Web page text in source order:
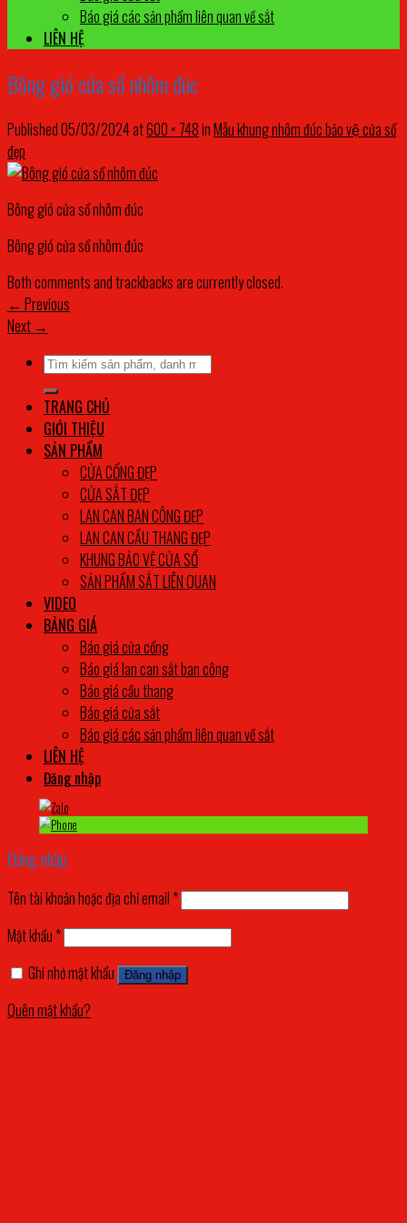
Báo giá các sản phẩm liên quan về sắt
LIÊN HỆ
Bông gió cửa sổ nhôm đúc
Published05/03/2024at600 × 748inMẫu khung nhôm đúc bảo vệ cửa sổ
đẹp
Bông gió cửa sổ nhôm đúc
Bông gió cửa sổ nhôm đúc
Both comments and trackbacks are currently closed.
← Previous
Next →
Tìm
kiếm:
TRANG CHỦ
GIỚI THIỆU
SẢN PHẨM
CỬA CỔNG ĐẸP
CỬA SẮT ĐẸP
LAN CAN BAN CÔNG ĐẸP
LAN CAN CẦU THANG ĐẸP
KHUNG BẢO VỆ CỬA SỔ
SẢN PHẨM SẮT LIÊN QUAN
VIDEO
BẢNG GIÁ
Báo giá cửa cổng
Báo giá lan can sắt ban công
Báo giá cầu thang
Báo giá cửa sắt
Báo giá các sản phẩm liên quan về sắt
LIÊN HỆ
Đăng nhập
Đăng nhập
Tên tài khoản hoặc địa chỉ email *
Mật khẩu *
Ghi nhớ mật khẩu
Đăng nhập
Quên mật khẩu?